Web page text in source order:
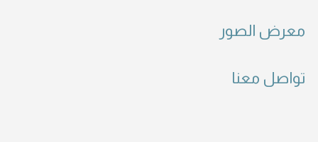
معرض الصور
تواصل معنا